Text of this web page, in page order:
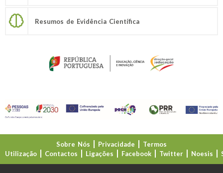
Resumos de Evidência Científica
Sobre Nós Privacidade
Termos
Utilização
Contactos Ligações Facebook Twitter Noesis